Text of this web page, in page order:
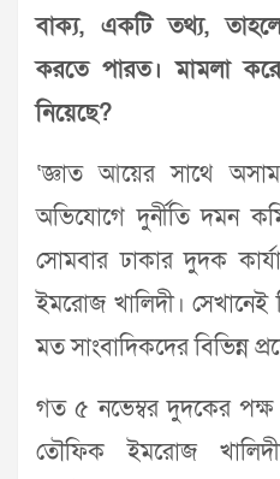
বাক্য, একটি তথ্য,
করতে পারত। মামলা
নিয়েছে?
‘জ্ঞাত আয়ের সাথে
অভিযোগে দুর্নীতি দমন
সোমবার ঢাকার দুদক
ইমরোজ খালিদী। সেখানেই
মত সাংবাদিকদের বিভিন্ন
গত ৫ নভেম্বর দুদকের পক্ষ
তৌফিক ইমরোজ